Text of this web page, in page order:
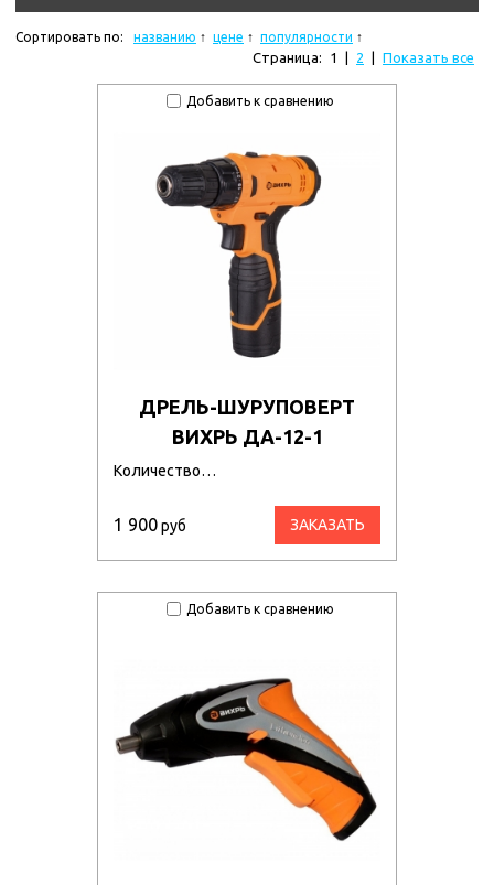
Сортировать по: названию цене популярности
Страница: 1 2 Показать все
Добавить к сравнению
ДРЕЛЬ-ШУРУПОВЕРТ
ВИХРЬ ДА-12-1
Количество…
1 900руб ЗАКАЗАТЬ
Добавить к сравнению